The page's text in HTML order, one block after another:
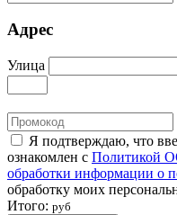
Адрес
Улица
Я подтверждаю, что
ознакомлен с Политикой
обработки информации о
обработку моих
Итого: руб